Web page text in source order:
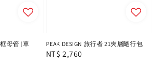
母管 (單
PEAK DESIGN 旅行者 21夾層隨行包
Regular
NT$ 2,760